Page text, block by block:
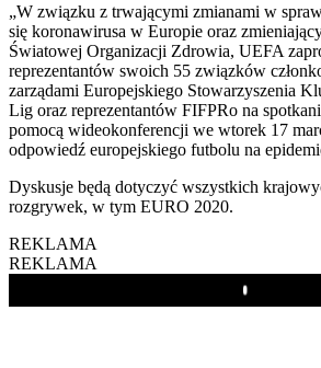
„W związku z trwającymi zmianami w
się koronawirusa w Europie oraz
Światowej Organizacji Zdrowia, UEFA
reprezentantów swoich 55 związków
zarządami Europejskiego Stowarzyszenia
Lig oraz reprezentantów FIFPRo na
pomocą wideokonferencji we wtorek 17
odpowiedź europejskiego futbolu na
Dyskusje będą dotyczyć wszystkich
rozgrywek, w tym EURO 2020.
REKLAMA
REKLAMA
Play